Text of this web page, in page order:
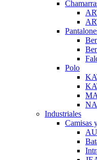
Polo
Industriales
Camisas